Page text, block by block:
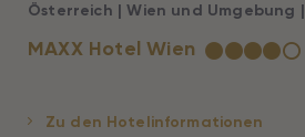
MAXX Hotel Wien ★★★★☆
Österreich |Wien und Umgebung |
Zu den Hotelinformationen